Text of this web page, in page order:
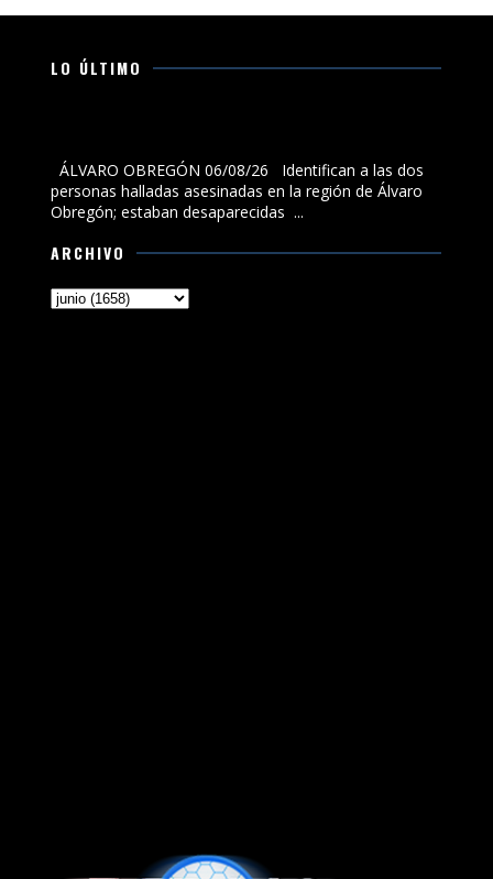
LO ÚLTIMO
ÁLVARO OBREGÓN 06/08/26 Identifican a las dos
personas halladas asesinadas en la región de Álvaro
Obregón; estaban desaparecidas ...
ARCHIVO